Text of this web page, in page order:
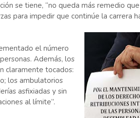
se tiene, “no queda más remedio
para impedir que continúe la carrera
el número
Además, los
claramente tocados:
los ambulatorios
asfixiadas y sin
al límite”.